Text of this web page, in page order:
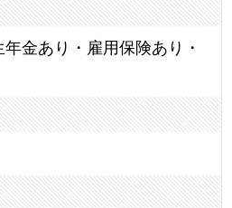
金あり・雇用保険あり・